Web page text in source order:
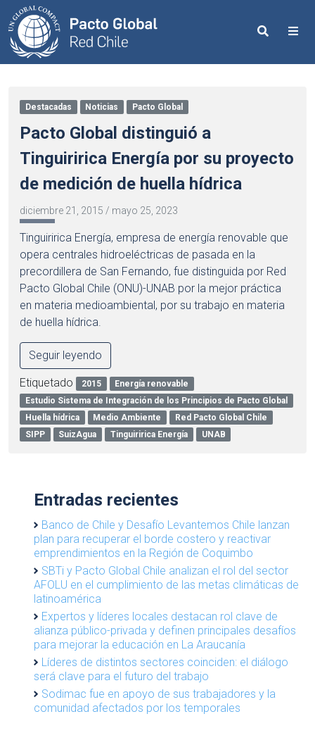
Search
Destacadas Noticias Pacto Global
Pacto Global distinguió a
Tinguiririca Energía por su proyecto
de medición de huella hídrica
diciembre 21, 2015 / mayo 25, 2023
Tinguiririca Energía, empresa de energía renovable que
opera centrales hidroeléctricas de pasada en la
precordillera de San Fernando, fue distinguida por Red
Pacto Global Chile (ONU)-UNAB por la mejor práctica
en materia medioambiental, por su trabajo en materia
de huella hídrica.
Seguir leyendo
Etiquetado 2015
Energía renovable
Estudio Sistema de Integración de los Principios de Pacto Global
Huella hídrica
Medio Ambiente
Red Pacto Global Chile
SIPP
SuizAgua Tinguiririca Energía UNAB
Entradas recientes
Banco de Chile y Desafío Levantemos Chile lanzan
plan para recuperar el borde costero y reactivar
emprendimientos en la Región de Coquimbo
SBTi y Pacto Global Chile analizan el rol del sector
AFOLU en el cumplimiento de las metas climáticas de
latinoamérica
Expertos y líderes locales destacan rol clave de
alianza público-privada y definen principales desafíos
para mejorar la educación en La Araucanía
Líderes de distintos sectores coinciden: el diálogo
será clave para el futuro del trabajo
Sodimac fue en apoyo de sus trabajadores y la
comunidad afectados por los temporales